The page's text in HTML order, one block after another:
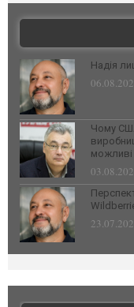
Надія
Чому
можливі